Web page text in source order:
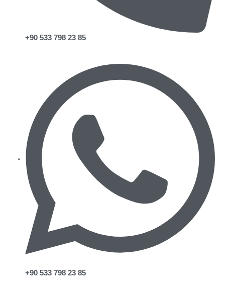
+90 533 798 23 85
+90 533 798 23 85